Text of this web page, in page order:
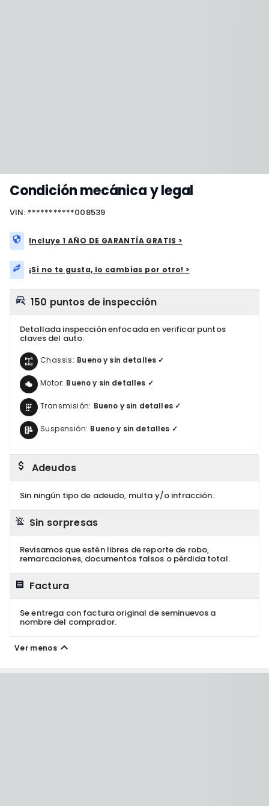
Condición mecánica y legal
VIN: ***********008539
Incluye 1 AÑO DE GARANTÍA GRATIS >
¡Si no te gusta, lo cambias por otro! >
150 puntos de inspección
Detallada inspección enfocada en verificar puntos
claves del auto:
Chassis: Bueno y sin detalles ✓
Motor: Bueno y sin detalles ✓
Transmisión: Bueno y sin detalles ✓
Suspensión: Bueno y sin detalles ✓
Adeudos
Sin ningún tipo de adeudo, multa y/o infracción.
Sin sorpresas
Revisamos que estén libres de reporte de robo,
remarcaciones, documentos falsos o pérdida total.
Factura
Se entrega con factura original de seminuevos a
nombre del comprador.
Ver menos